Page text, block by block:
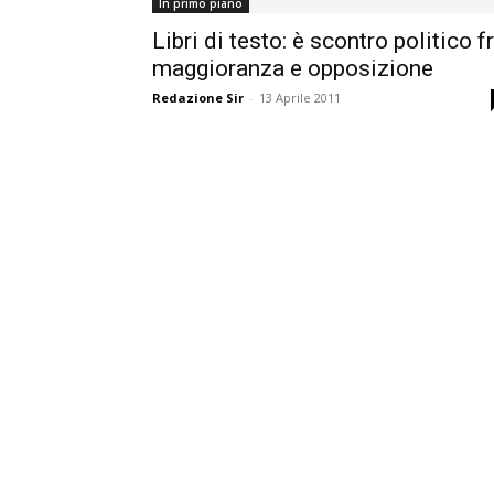
In primo piano
Libri di testo: è scontro politico
maggioranza e opposizione
Redazione Sir - 13 Aprile 2011